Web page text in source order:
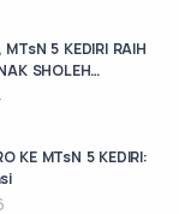
5 KEDIRI RAIH
SHOLEH
KE MTsN 5 KEDIRI: